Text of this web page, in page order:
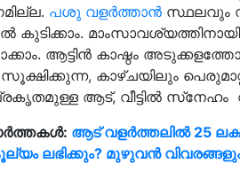
പശു വളര്‍ത്താന്‍ സ്ഥലവും
കുടിക്കാം.
ആട്ടിന്‍ കാഷ്ഠം
കാഴ്ചയിലും
ആട്, വീട്ടില്‍ സ്‌നേഹം
ആട് വളർത്തലിൽ 25
ലഭിക്കും? മുഴുവൻ